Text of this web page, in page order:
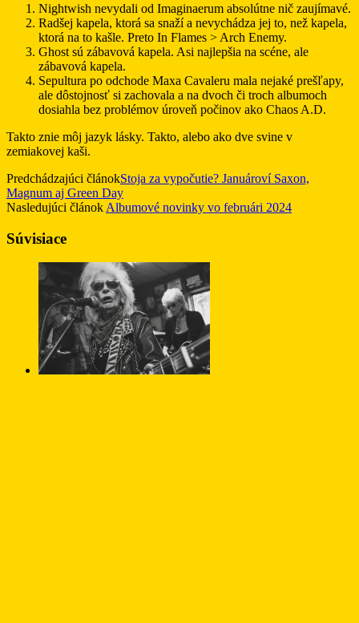
Nightwish nevydali od Imaginaerum absolútne nič zaujímavé.
Radšej kapela, ktorá sa snaží a nevychádza jej to, než kapela,
ktorá na to kašle. Preto In Flames > Arch Enemy.
Ghost sú zábavová kapela. Asi najlepšia na scéne, ale
zábavová kapela.
Sepultura po odchode Maxa Cavaleru mala nejaké prešľapy,
ale dôstojnosť si zachovala a na dvoch či troch albumoch
dosiahla bez problémov úroveň počinov ako Chaos A.D.
Takto znie môj jazyk lásky. Takto, alebo ako dve svine v
zemiakovej kaši.
Predchádzajúci článokStoja za vypočutie? Januároví Saxon,
Magnum aj Green Day
Nasledujúci článok Albumové novinky vo februári 2024
Súvisiace